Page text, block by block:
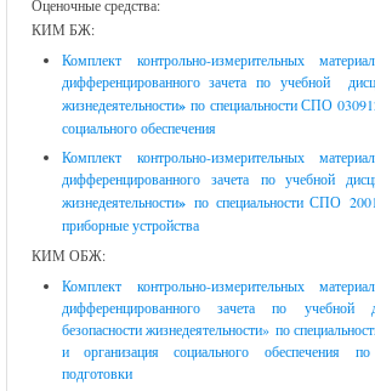
Оценочные средства:
КИМ БЖ:
Комплект контрольно-измерительных
дифференцированного зачета по учебной
жизнедеятельности»по специальности СПО
социального обеспечения
Комплект контрольно-измерительных
дифференцированного зачета по учебной
жизнедеятельности» по специальности СПО
приборные устройства
КИМ ОБЖ:
Комплект контрольно-измерительных
дифференцированного зачета по учебной
безопасности жизнедеятельности» по
и организация социального обеспечения
подготовки